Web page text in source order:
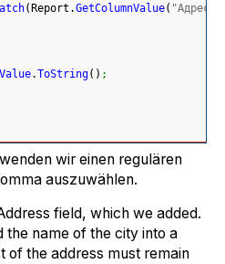
(Report.GetColumnValue(
Value.ToString( ) ;
wir einen regulären
auszuwählen.
field, which we added.
the name of the city into a
of the address must remain